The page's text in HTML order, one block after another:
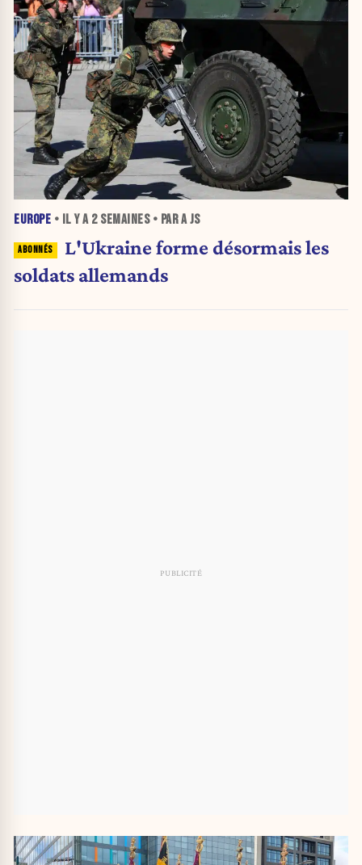
EUROPE • IL Y A 2 SEMAINES• PAR A JS
L'Ukraine forme désormais les
soldats allemands